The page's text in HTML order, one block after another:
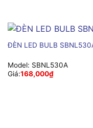
ĐÈN LED BULB
Model: SBNL530A
Giá:168,000₫